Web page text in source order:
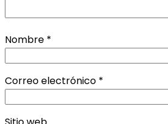
Nombre *
Correo electrónico *